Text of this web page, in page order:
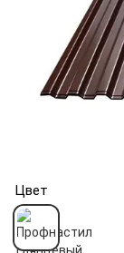
Цвет